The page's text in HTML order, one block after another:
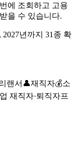
에 조회하고 고용
을 수 있습니다.
2027년까지 31종 확
랜서 👤재직자💰소
재직자·퇴직자프